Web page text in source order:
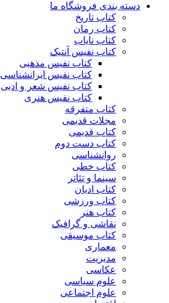
دسته بندی فروشگاه ما
کتاب تاریخ
کتاب رمان
کتاب نایاب
کتاب نفیس آنتیک
کتاب نفیس مذهبی
کتاب نفیس ایرانشناسی
کتاب نفیس شعر و ادبی
کتاب نفیس هنری
کتاب متفرقه
مجلات قدیمی
کتاب قدیمی
کتاب دست دوم
روانشناسی
کتاب خطی
سینما و تئاتر
کتاب ادیان
کتاب ورزشی
کتاب هنر
نقاشی و گرافیک
کتاب موسیقی
معماری
مدیریت
عکاسی
علوم سیاسی
علوم اجتماعی